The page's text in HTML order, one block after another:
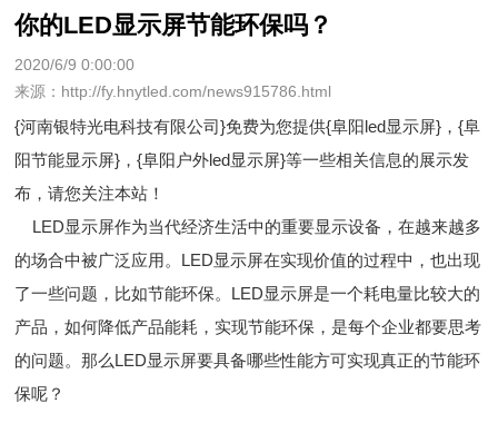
你的LED显示屏节能环保吗？
2020/6/9 0:00:00
来源：http://fy.hnytled.com/news915786.html
{河南银特光电科技有限公司}免费为您提供{阜阳led显示屏} ，{阜
阳节能显示屏}，{阜阳户外led显示屏}等一些相关信息的展示发
布，请您关注本站！
LED显示屏作为当代经济生活中的重要显示设备，在越来越多
的场合中被广泛应用。LED显示屏在实现价值的过程中，也出现
了一些问题，比如节能环保。LED显示屏是一个耗电量比较大的
产品，如何降低产品能耗，实现节能环保，是每个企业都要思考
的问题。那么LED显示屏要具备哪些性能方可实现真正的节能环
保呢？